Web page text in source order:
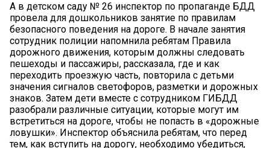
А в детском саду № 26 инспектор по пропаганде БДД
провела для дошкольников занятие по правилам
безопасного поведения на дороге. В начале занятия
сотрудник полиции напомнила ребятам Правила
дорожного движения, которым должны следовать
пешеходы и пассажиры, рассказала, где и как
переходить проезжую часть, повторила с детьми
значения сигналов светофоров, разметки и дорожных
знаков. Затем дети вместе с сотрудником ГИБДД
разобрали различные ситуации, которые могут им
встретиться на дороге, чтобы не попасть в «дорожные
ловушки». Инспектор объяснила ребятам, что перед
тем, как вступить на дорогу, необходимо убедиться,